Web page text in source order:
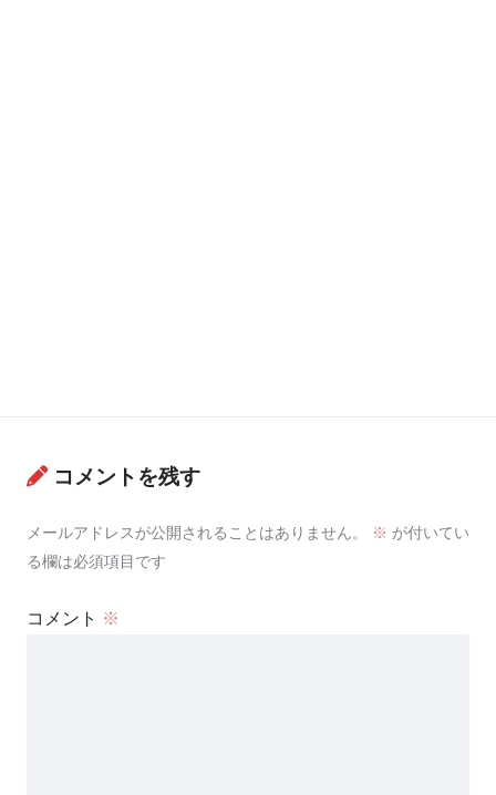
コメントを残す
メールアドレスが公開されることはありません。 ※ が付いてい
る欄は必須項目です
コメント ※